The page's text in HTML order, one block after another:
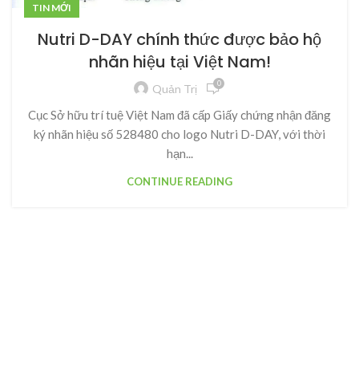
TIN MỚI
Nutri D-DAY chính thức được bảo hộ
nhãn hiệu tại Việt Nam!
Quản Trị 0
Cục Sở hữu trí tuệ Việt Nam đã cấp Giấy chứng nhận đăng
ký nhãn hiệu số 528480 cho logo Nutri D-DAY, với thời
hạn...
CONTINUE READING